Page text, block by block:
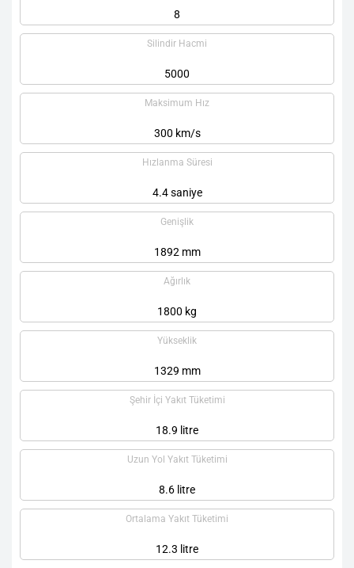
8
Silindir Hacmi
5000
Maksimum Hız
300 km/s
Hızlanma Süresi
4.4 saniye
Genişlik
1892 mm
Ağırlık
1800 kg
Yükseklik
1329 mm
Şehir İçi Yakıt Tüketimi
18.9 litre
Uzun Yol Yakıt Tüketimi
8.6 litre
Ortalama Yakıt Tüketimi
12.3 litre